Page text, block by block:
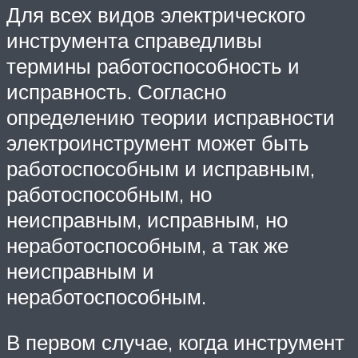
Для всех видов электрического
инструмента справедливы
термины работоспособность и
исправность. Согласно
определению теории исправности
электроинструмент может быть
работоспособным и исправным,
работоспособным, но
неисправным, исправным, но
неработоспособным, а так же
неисправным и
неработоспособным.
В первом случае, когда инструмент